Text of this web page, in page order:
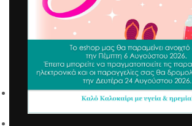
Ταπέτο Memory Foam 50×80
7,90€ συμπ. Φ.Π.Α
Μαλακό ταπέτο με αφρό μνήμης,